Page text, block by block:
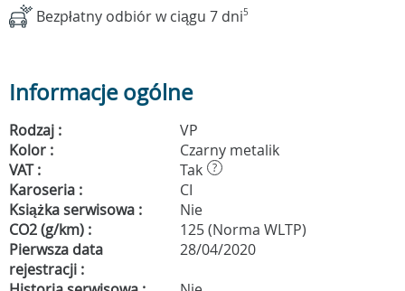
Bezpłatny odbiór w ciągu 7 dni5
Informacje ogólne
Rodzaj :
VP
Kolor :
Czarny metalik
VAT :
Tak ?
Karoseria :
CI
Książka serwisowa :
Nie
CO2 (g/km) :
125 (Norma WLTP)
Pierwsza data
rejestracji :
28/04/2020